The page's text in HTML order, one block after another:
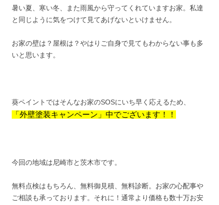
暑い夏、寒い冬、また雨風から守ってくれていますお家。私達
と同じように気をつけて見てあげないといけません。
お家の壁は？屋根は？やはりご自身で見てもわからない事も多
いと思います。
葵ペイントではそんなお家のSOSにいち早く応えるため、
「外壁塗装キャンペーン」中でございます！！
今回の地域は尼崎市と茨木市です。
無料点検はもちろん、無料御見積、無料診断。お家の心配事や
ご相談も承っております。それに！通常より価格も数十万お安